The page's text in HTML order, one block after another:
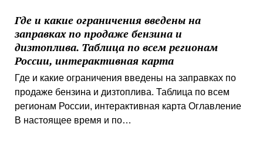
Где и какие ограничения введены на
заправках по продаже бензина и
дизтоплива. Таблица по всем регионам
России, интерактивная карта
Где и какие ограничения введены на заправках по
продаже бензина и дизтоплива. Таблица по всем
регионам России, интерактивная карта Оглавление
В настоящее время и по…